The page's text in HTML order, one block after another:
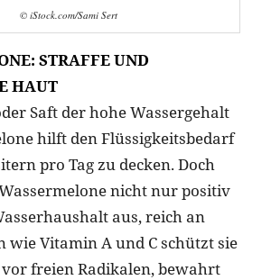
© iStock.com/Sami Sert
STRAFFE UND
HAUT
Saft der hohe Wassergehalt
hilft den Flüssigkeitsbedarf
pro Tag zu decken. Doch
nicht nur positiv
aus, reich an
wie Vitamin A und C schützt sie
freien Radikalen, bewahrt